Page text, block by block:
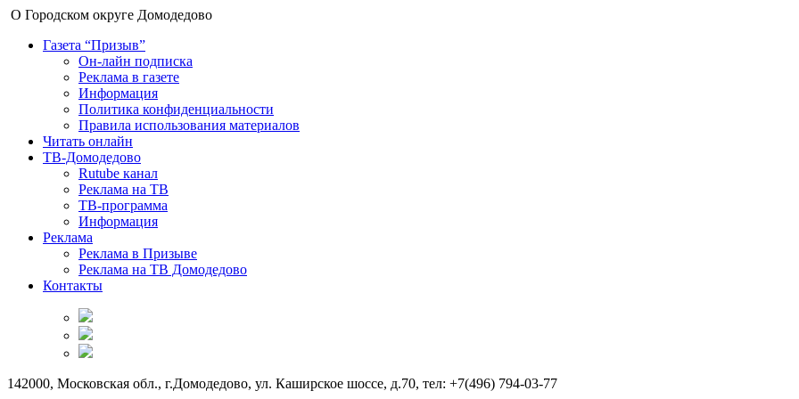
О Городском округе Домодедово
Газета “Призыв”
Он-лайн подписка
Реклама в газете
Информация
Политика конфиденциальности
Правила использования материалов
Читать онлайн
ТВ-Домодедово
Rutube канал
Реклама на ТВ
ТВ-программа
Информация
Реклама
Реклама в Призыве
Реклама на ТВ Домодедово
Контакты
142000, Московская обл., г.Домодедово, ул. Каширское шоссе, д.70, тел: +7(496) 794-03-77